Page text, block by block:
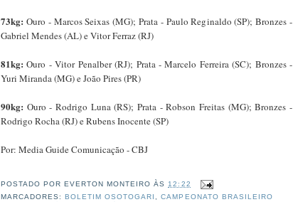
73kg: Ouro - Marcos Seixas (MG); Prata - Paulo Reginaldo (SP); Bronzes -
Gabriel Mendes (AL) e Vitor Ferraz (RJ)
81kg:Ouro - Vitor Penalber (RJ); Prata - Marcelo Ferreira (SC); Bronzes -
Yuri Miranda (MG) e João Pires (PR)
90kg: Ouro - Rodrigo Luna (RS); Prata - Robson Freitas (MG); Bronzes -
Rodrigo Rocha (RJ) e Rubens Inocente (SP)
Por: Media Guide Comunicação - CBJ
POSTADO POR EVERTON MONTEIRO ÀS12:22
MARCADORES:BOLETIM OSOTOGARI ,CAMPEONATO BRASILEIRO